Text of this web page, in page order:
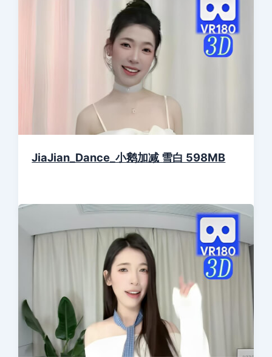
JiaJian_Dance_小鹅加减 雪白 598MB